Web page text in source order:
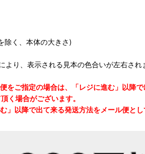
除く、本体の大きさ)
り、表示される見本の色合いが左右され
をご指定の場合は、「レジに進む」以降
く場合がございます。
以降で出て来る発送方法をメール便とし